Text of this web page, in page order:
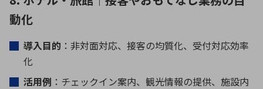
動化
導入目的 ：非対面対応、接客の均質化、受付対応効率
化
活用例 ：チェックイン案内、観光情報の提供、施設内